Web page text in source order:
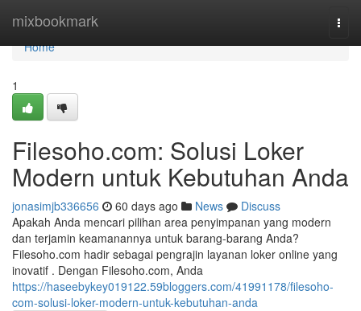
mixbookmark
Home
Home
1
Filesoho.com: Solusi Loker
Modern untuk Kebutuhan Anda
jonasimjb336656 60 days ago News
Discuss
Apakah Anda mencari pilihan area penyimpanan yang modern
dan terjamin keamanannya untuk barang-barang Anda?
Filesoho.com hadir sebagai pengrajin layanan loker online yang
inovatif . Dengan Filesoho.com, Anda
https://haseebykey019122.59bloggers.com/41991178/filesoho-
com-solusi-loker-modern-untuk-kebutuhan-anda